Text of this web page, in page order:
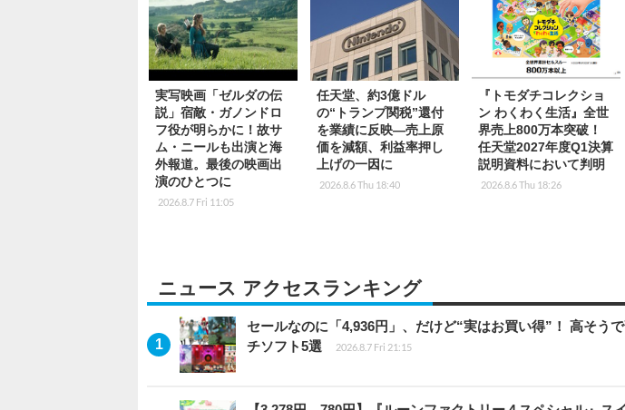
実写映画「ゼルダの伝
説」宿敵・ガノンドロ
フ役が明らかに！故サ
ム・ニールも出演と海
外報道。最後の映画出
演のひとつに
2026.8.7 Fri 11:05
任天堂、約3億ドル
の“トランプ関税”還付
を業績に反映―売上原
価を減額、利益率押し
上げの一因に
2026.8.6 Thu 18:40
『トモダチコレクショ
ン わくわく生活』全世
界売上800万本突破！
任天堂2027年度Q1決算
説明資料において判明
2026.8.6 Thu 18:26
ニュース アクセスランキング
セールなのに「4,936円」、だけど“実はお買い得”！ 高そう
チソフト5選
2026.8.7 Fri 21:15